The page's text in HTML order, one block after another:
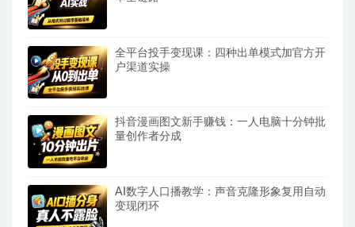
全平台投手变现课：四种出单模式加官方开
户渠道实操
抖音漫画图文新手赚钱：一人电脑十分钟批
量创作者分成
AI数字人口播教学：声音克隆形象复用自动
变现闭环